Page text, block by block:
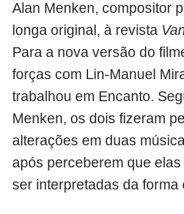
Alan Menken, compositor
longa original, à revista
Para a nova versão do
forças com Lin-Manuel
trabalhou em Encanto.
Menken, os dois fizeram
alterações em duas
após perceberem que
ser interpretadas da forma